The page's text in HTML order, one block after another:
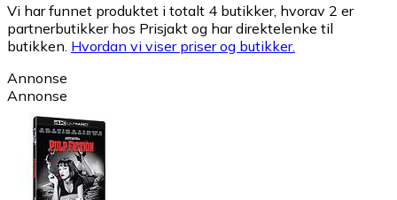
Vi har funnet produktet i totalt 4 butikker, hvorav 2 er
partnerbutikker hos Prisjakt og har direktelenke til
butikken. Hvordan vi viser priser og butikker.
Annonse
Annonse